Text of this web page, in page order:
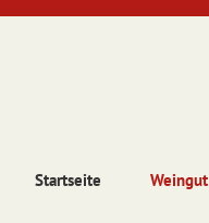
Startseite Weingut